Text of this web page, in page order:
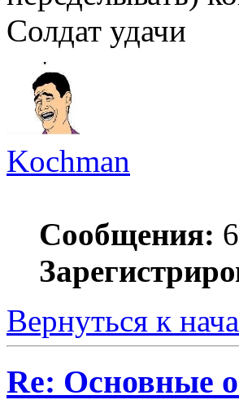
Солдат удачи
Kochman
Сообщения: 6
Вернуться к
Re: Основные